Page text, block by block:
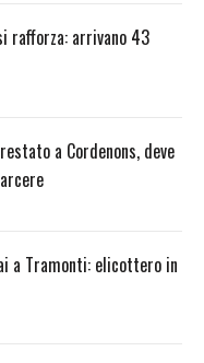
rafforza: arrivano 43
a Cordenons, deve
a Tramonti: elicottero in